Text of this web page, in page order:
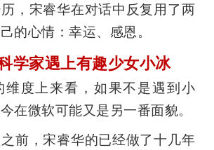
，宋睿华在对话中反复用了两
的心情：幸运、感恩。
学家遇上有趣少女小冰
维度上来看，如果不是遇到小
在微软可能又是另一番面貌。
前，宋睿华的已经做了十几年